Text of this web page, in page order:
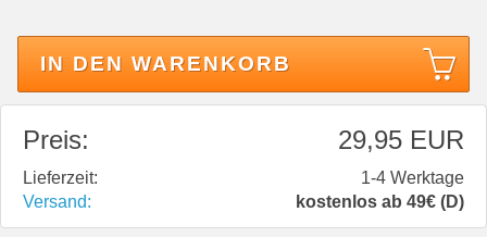
IN DEN WARENKORB
Preis: 29,95 EUR
Lieferzeit:
1-4 Werktage
Versand:
kostenlos ab 49€ (D)